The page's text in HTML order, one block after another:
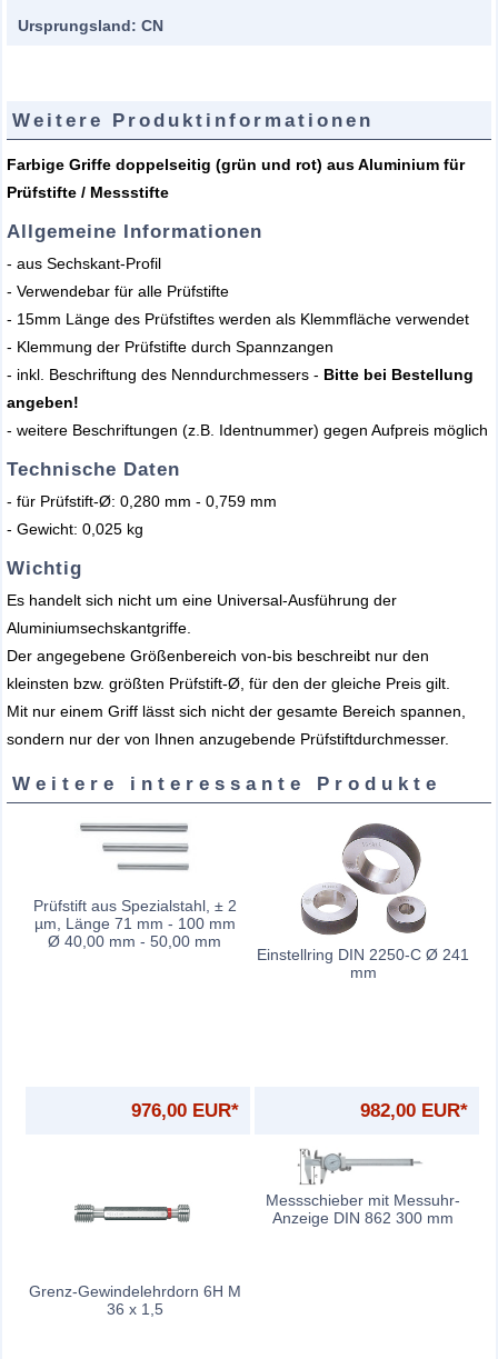
Ursprungsland: CN
Weitere Produktinformationen
Farbige Griffe doppelseitig (grün und rot) aus Aluminium für
Prüfstifte / Messstifte
Allgemeine Informationen
- aus Sechskant-Profil
- Verwendebar für alle Prüfstifte
- 15mm Länge des Prüfstiftes werden als Klemmfläche verwendet
- Klemmung der Prüfstifte durch Spannzangen
- inkl. Beschriftung des Nenndurchmessers - Bitte bei Bestellung
angeben!
- weitere Beschriftungen (z.B. Identnummer) gegen Aufpreis möglich
Technische Daten
- für Prüfstift-Ø: 0,280 mm - 0,759 mm
- Gewicht: 0,025 kg
Wichtig
Es handelt sich nicht um eine Universal-Ausführung der
Aluminiumsechskantgriffe.
Der angegebene Größenbereich von-bis beschreibt nur den
kleinsten bzw. größten Prüfstift-Ø, für den der gleiche Preis gilt.
Mit nur einem Griff lässt sich nicht der gesamte Bereich spannen,
sondern nur der von Ihnen anzugebende Prüfstiftdurchmesser.
Weitere interessante Produkte
Prüfstift aus Spezialstahl, ± 2
µm, Länge 71 mm - 100 mm
Ø 40,00 mm - 50,00 mm
976,00 EUR*
Einstellring DIN 2250-C Ø 241
mm
982,00 EUR*
Grenz-Gewindelehrdorn 6H M
36 x 1,5
Messschieber mit Messuhr-
Anzeige DIN 862 300 mm